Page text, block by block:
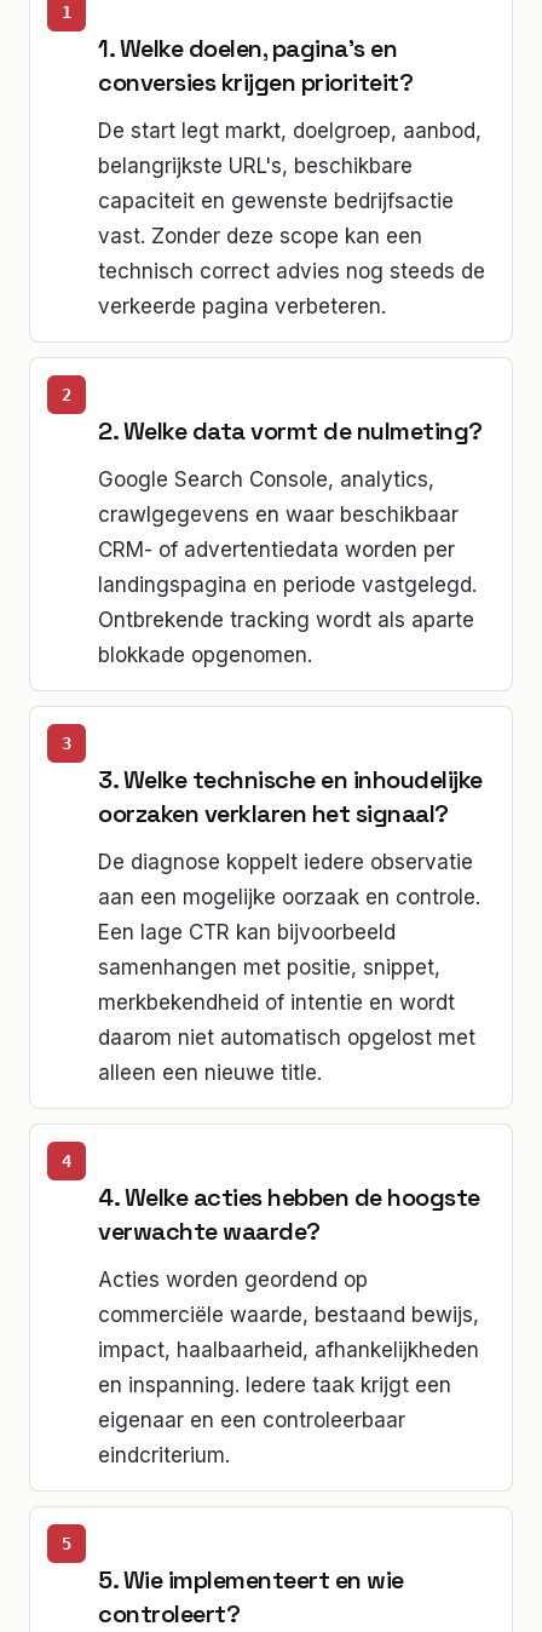
1. Welke doelen, pagina's en
conversies krijgen prioriteit?
De start legt markt, doelgroep, aanbod,
belangrijkste URL's, beschikbare
capaciteit en gewenste bedrijfsactie
vast. Zonder deze scope kan een
technisch correct advies nog steeds de
verkeerde pagina verbeteren.
2. Welke data vormt de nulmeting?
Google Search Console, analytics,
crawlgegevens en waar beschikbaar
CRM- of advertentiedata worden per
landingspagina en periode vastgelegd.
Ontbrekende tracking wordt als aparte
blokkade opgenomen.
3. Welke technische en inhoudelijke
oorzaken verklaren het signaal?
De diagnose koppelt iedere observatie
aan een mogelijke oorzaak en controle.
Een lage CTR kan bijvoorbeeld
samenhangen met positie, snippet,
merkbekendheid of intentie en wordt
daarom niet automatisch opgelost met
alleen een nieuwe title.
4. Welke acties hebben de hoogste
verwachte waarde?
Acties worden geordend op
commerciële waarde, bestaand bewijs,
impact, haalbaarheid, afhankelijkheden
en inspanning. Iedere taak krijgt een
eigenaar en een controleerbaar
eindcriterium.
5. Wie implementeert en wie
controleert?